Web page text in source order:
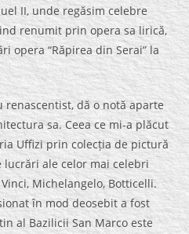
II, unde regăsim celebre
renumit prin opera sa lirică,
opera “Răpirea din Serai” la
renascentist, dă o notă aparte
sa. Ceea ce mi-a plăcut
Uffizi prin colecția de pictură
lucrări ale celor mai celebri
Michelangelo, Botticelli.
în mod deosebit a fost
al Bazilicii San Marco este